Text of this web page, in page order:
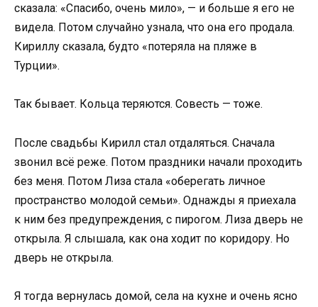
сказала: «Спасибо, очень мило», — и больше я его не
видела. Потом случайно узнала, что она его продала.
Кириллу сказала, будто «потеряла на пляже в
Турции».
Так бывает. Кольца теряются. Совесть — тоже.
После свадьбы Кирилл стал отдаляться. Сначала
звонил всё реже. Потом праздники начали проходить
без меня. Потом Лиза стала «оберегать личное
пространство молодой семьи». Однажды я приехала
к ним без предупреждения, с пирогом. Лиза дверь не
открыла. Я слышала, как она ходит по коридору. Но
дверь не открыла.
Я тогда вернулась домой, села на кухне и очень ясно